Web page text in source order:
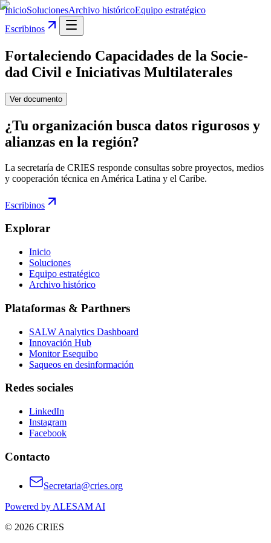
InicioSolucionesArchivo históricoEquipo estratégico
Escribinos
Fortaleciendo Capacidades de la Socie-
dad Civil e Iniciativas Multilaterales
Ver documento
¿Tu organización busca datos rigurosos y
alianzas en la región?
La secretaría de CRIES responde consultas sobre proyectos, medios
y cooperación técnica en América Latina y el Caribe.
Escribinos
Explorar
Inicio
Soluciones
Equipo estratégico
Archivo histórico
Plataformas & Parthners
SALW Analytics Dashboard
Innovación Hub
Monitor Esequibo
Saqueos en desinformación
Redes sociales
LinkedIn
Instagram
Facebook
Contacto
Secretaria@cries.org
Powered by ALESAM AI
© 2026 CRIES